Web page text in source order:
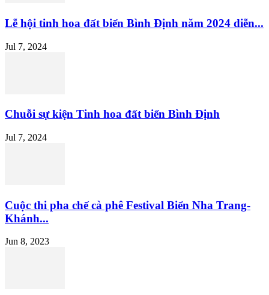
Lễ hội tinh hoa đất biển Bình Định năm 2024 diễn...
Jul 7, 2024
Chuỗi sự kiện Tinh hoa đất biển Bình Định
Jul 7, 2024
Cuộc thi pha chế cà phê Festival Biển Nha Trang-
Khánh...
Jun 8, 2023